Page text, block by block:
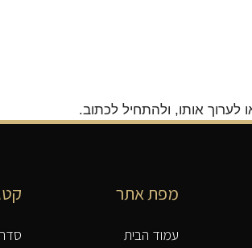
לערוך אותו, ולהתחיל לכתוב.
מפת אתר
עמוד הבית